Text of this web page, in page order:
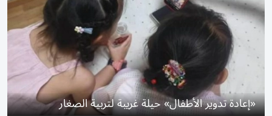
«إعادة تدوير الأطفال» حيلة غريبة لتربية الصغار